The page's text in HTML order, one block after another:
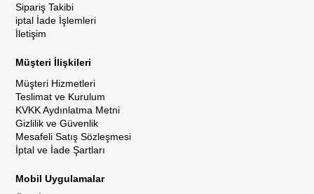
Sipariş Takibi
iptal İade İşlemleri
İletişim
Müşteri İlişkileri
Müşteri Hizmetleri
Teslimat ve Kurulum
KVKK Aydınlatma Metni
Gizlilik ve Güvenlik
Mesafeli Satış Sözleşmesi
İptal ve İade Şartları
Mobil Uygulamalar